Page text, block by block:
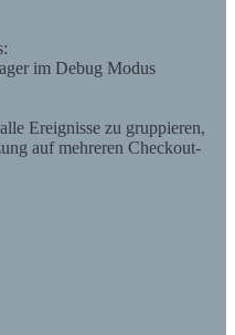
im Debug Modus
Ereignisse zu gruppieren,
auf mehreren Checkout-